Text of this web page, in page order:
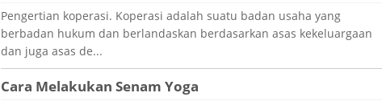
Pengertian koperasi. Koperasi adalah suatu badan usaha yang
berbadan hukum dan berlandaskan berdasarkan asas kekeluargaan
dan juga asas de...
Cara Melakukan Senam Yoga